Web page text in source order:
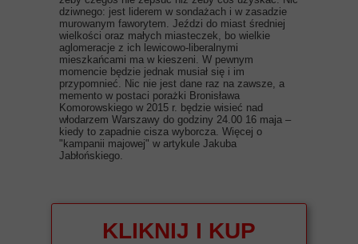
KLIKNIJ I KUP
dziwnego: jest liderem w sondażach i w zasadzie
murowanym faworytem. Jeździ do miast średniej
wielkości oraz małych miasteczek, bo wielkie
aglomeracje z ich lewicowo-liberalnymi
mieszkańcami ma w kieszeni. W pewnym
momencie będzie jednak musiał się i im
przypomnieć. Nic nie jest dane raz na zawsze, a
memento w postaci porażki Bronisława
Komorowskiego w 2015 r. będzie wisieć nad
włodarzem Warszawy do godziny 24.00 16 maja –
kiedy to zapadnie cisza wyborcza. Więcej o
"kampanii majowej" w artykule Jakuba
Jabłońskiego.